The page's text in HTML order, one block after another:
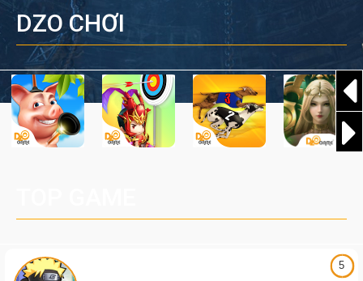
DZO CHƠI
5